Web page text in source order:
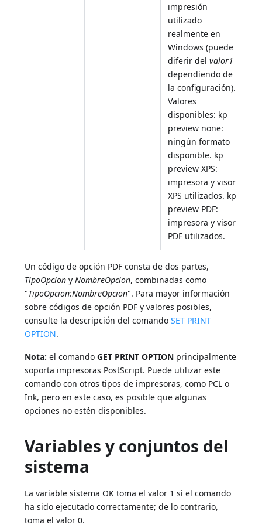
impresión
utilizado
realmente en
Windows (puede
diferir delvalor1
dependiendo de
la configuración).
Valores
disponibles: kp
preview none:
ningún formato
disponible. kp
preview XPS:
impresora y visor
XPS utilizados. kp
preview PDF:
impresora y visor
PDF utilizados.
Un código de opción PDF consta de dos partes,
TipoOpcion yNombreOpcion, combinadas como
"TipoOpcion:NombreOpcion". Para mayor información
sobre códigos de opción PDF y valores posibles,
consulte la descripción del comandoSET PRINT
OPTION.
Nota: el comandoGET PRINT OPTION principalmente
soporta impresoras PostScript. Puede utilizar este
comando con otros tipos de impresoras, como PCL o
Ink, pero en este caso, es posible que algunas
opciones no estén disponibles.
Variables y conjuntos del
sistema
La variable sistema OK toma el valor 1 si el comando
ha sido ejecutado correctamente; de lo contrario,
toma el valor 0.